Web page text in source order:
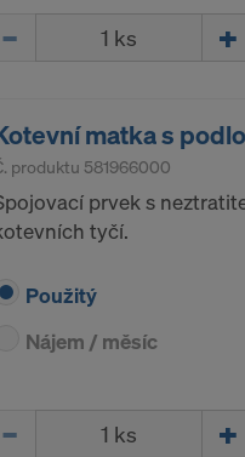
matka s
produktu 581966000
prvek s
tyčí.
Použitý
Nájem / měsíc
úřadům pro účely
a prosaditelná práva
IP-adresy
různých